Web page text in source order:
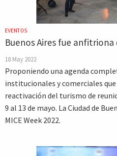
EVENTOS
Buenos Aires fue anfitriona
18 May 2022
Proponiendo una agenda
institucionales y comerciales
reactivación del turismo de
9 al 13 de mayo. La Ciudad de
MICE Week 2022.